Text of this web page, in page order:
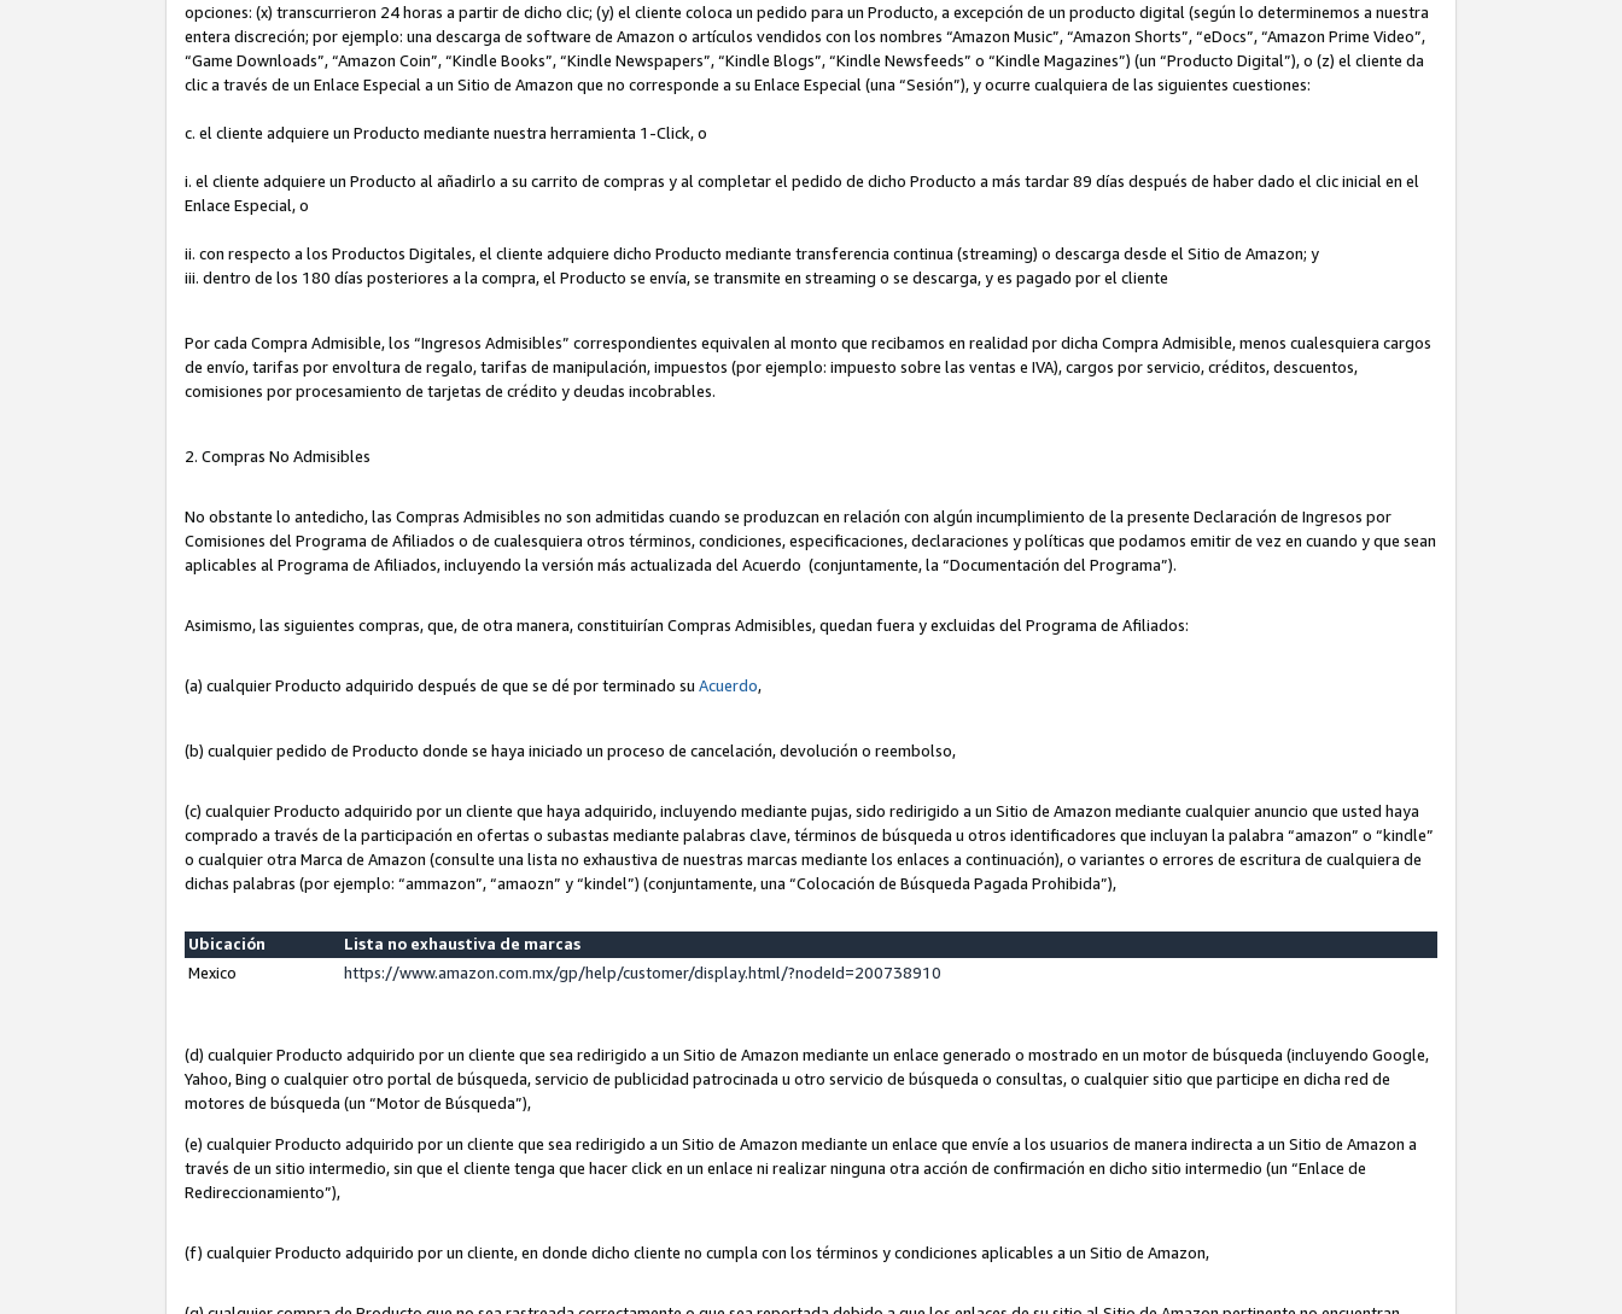
opciones: (x) transcurrieron 24 horas a partir de dicho clic; (y) el cliente coloca un pedido para un Producto, a excepción de un producto digital (según lo determinemos a nuestra
entera discreción; por ejemplo: una descarga de software de Amazon o artículos vendidos con los nombres “Amazon Music”, “Amazon Shorts”, “eDocs”, “Amazon Prime Video”,
“Game Downloads”, “Amazon Coin”, “Kindle Books”, “Kindle Newspapers”, “Kindle Blogs”, “Kindle Newsfeeds” o “Kindle Magazines”) (un “Producto Digital”), o (z) el cliente da
clic a través de un Enlace Especial a un Sitio de Amazon que no corresponde a su Enlace Especial (una “Sesión”), y ocurre cualquiera de las siguientes cuestiones:
c. el cliente adquiere un Producto mediante nuestra herramienta 1-Click, o
i. el cliente adquiere un Producto al añadirlo a su carrito de compras y al completar el pedido de dicho Producto a más tardar 89 días después de haber dado el clic inicial en el
Enlace Especial, o
ii. con respecto a los Productos Digitales, el cliente adquiere dicho Producto mediante transferencia continua (streaming) o descarga desde el Sitio de Amazon; y
iii. dentro de los 180 días posteriores a la compra, el Producto se envía, se transmite en streaming o se descarga, y es pagado por el cliente
Por cada Compra Admisible, los “Ingresos Admisibles” correspondientes equivalen al monto que recibamos en realidad por dicha Compra Admisible, menos cualesquiera cargos
de envío, tarifas por envoltura de regalo, tarifas de manipulación, impuestos (por ejemplo: impuesto sobre las ventas e IVA), cargos por servicio, créditos, descuentos,
comisiones por procesamiento de tarjetas de crédito y deudas incobrables.
2. Compras No Admisibles
No obstante lo antedicho, las Compras Admisibles no son admitidas cuando se produzcan en relación con algún incumplimiento de la presente Declaración de Ingresos por
Comisiones del Programa de Afiliados o de cualesquiera otros términos, condiciones, especificaciones, declaraciones y políticas que podamos emitir de vez en cuando y que sean
aplicables al Programa de Afiliados, incluyendo la versión más actualizada del Acuerdo (conjuntamente, la “Documentación del Programa”).
Asimismo, las siguientes compras, que, de otra manera, constituirían Compras Admisibles, quedan fuera y excluidas del Programa de Afiliados:
(a) cualquier Producto adquirido después de que se dé por terminado su Acuerdo,
(b) cualquier pedido de Producto donde se haya iniciado un proceso de cancelación, devolución o reembolso,
(c) cualquier Producto adquirido por un cliente que haya adquirido, incluyendo mediante pujas, sido redirigido a un Sitio de Amazon mediante cualquier anuncio que usted haya
comprado a través de la participación en ofertas o subastas mediante palabras clave, términos de búsqueda u otros identificadores que incluyan la palabra “amazon” o “kindle”
o cualquier otra Marca de Amazon (consulte una lista no exhaustiva de nuestras marcas mediante los enlaces a continuación), o variantes o errores de escritura de cualquiera de
dichas palabras (por ejemplo: “ammazon”, “amaozn” y “kindel”) (conjuntamente, una “Colocación de Búsqueda Pagada Prohibida”),
Ubicación
Lista no exhaustiva de marcas
Mexico
https://www.amazon.com.mx/gp/help/customer/display.html/?nodeId=200738910
(d) cualquier Producto adquirido por un cliente que sea redirigido a un Sitio de Amazon mediante un enlace generado o mostrado en un motor de búsqueda (incluyendo Google,
Yahoo, Bing o cualquier otro portal de búsqueda, servicio de publicidad patrocinada u otro servicio de búsqueda o consultas, o cualquier sitio que participe en dicha red de
motores de búsqueda (un “Motor de Búsqueda”),
(e) cualquier Producto adquirido por un cliente que sea redirigido a un Sitio de Amazon mediante un enlace que envíe a los usuarios de manera indirecta a un Sitio de Amazon a
través de un sitio intermedio, sin que el cliente tenga que hacer click en un enlace ni realizar ninguna otra acción de confirmación en dicho sitio intermedio (un “Enlace de
Redireccionamiento”),
(f) cualquier Producto adquirido por un cliente, en donde dicho cliente no cumpla con los términos y condiciones aplicables a un Sitio de Amazon,